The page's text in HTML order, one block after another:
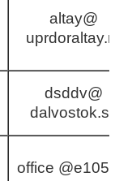
altay@
uprdoraltay.ru
dsddv@
dalvostok.su
office @e105.ru;